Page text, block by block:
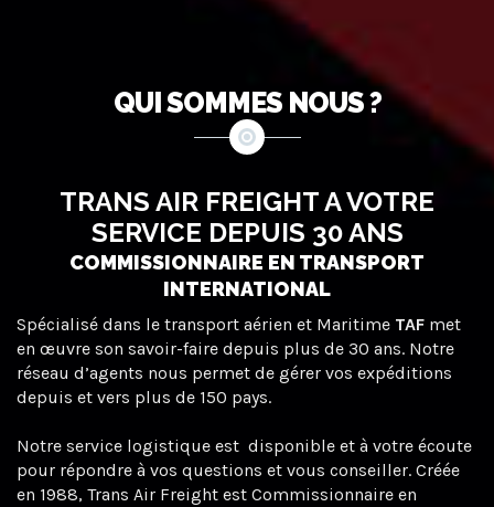
QUI SOMMES NOUS ?
TRANS AIR FREIGHT A VOTRE
SERVICE DEPUIS 30 ANS
COMMISSIONNAIRE EN TRANSPORT
INTERNATIONAL
Spécialisé dans le transport aérien et Maritime TAF met
en œuvre son savoir-faire depuis plus de 30 ans. Notre
réseau d’agents nous permet de gérer vos expéditions
depuis et vers plus de 150 pays.
Notre service logistique est disponible et à votre écoute
pour répondre à vos questions et vous conseiller. Créée
en 1988, Trans Air Freight est Commissionnaire en